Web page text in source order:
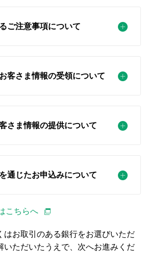
ご注意事項について
客さま情報の受領について
さま情報の提供について
通じたお申込みについて
こちらへ
はお取引のある銀行をお選びいただ
いただいたうえで、次へお進みくだ